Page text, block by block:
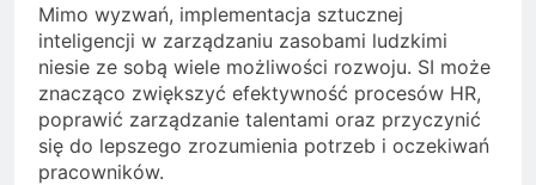
Mimo wyzwań, implementacja sztucznej
inteligencji w zarządzaniu zasobami ludzkimi
niesie ze sobą wiele możliwości rozwoju. SI może
znacząco zwiększyć efektywność procesów HR,
poprawić zarządzanie talentami oraz przyczynić
się do lepszego zrozumienia potrzeb i oczekiwań
pracowników.